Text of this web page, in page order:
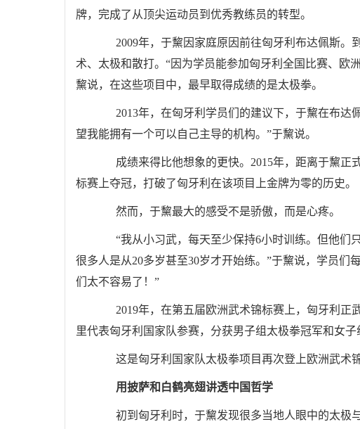
牌，完成了从顶尖运动员到优秀教练员的转型。
2009年，于黧因家庭原因前往匈牙利布达佩斯。
术、太极和散打。“因为学员能参加匈牙利全国比赛、欧
黧说，在这些项目中，最早取得成绩的是太极拳。
2013年，在匈牙利学员们的建议下，于黧在布达
望我能拥有一个可以自己主导的机构。”于黧说。
成绩来得比他想象的更快。2015年，距离于黧正
标赛上夺冠，打破了匈牙利在该项目上金牌为零的历史。
然而，于黧最大的感受不是骄傲，而是心疼。
“我从小习武，每天至少保持6小时训练。但他们只
很多人是从20多岁甚至30岁才开始练。”于黧说，学员们
们太不容易了！”
2019年，在第五届欧洲武术锦标赛上，匈牙利正
里代表匈牙利国家队参赛，分获男子组太极拳冠军和女子
这是匈牙利国家队太极拳项目再次登上欧洲武术锦
用披萨和白鹤亮翅讲透中国哲学
初到匈牙利时，于黧发现很多当地人眼中的太极